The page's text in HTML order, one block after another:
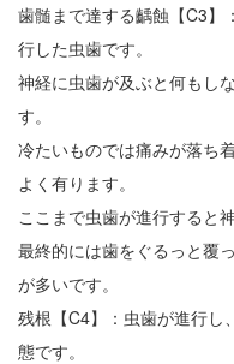
歯髄まで達する齲蝕【C3】
行した虫歯です。
神経に虫歯が及ぶと何もし
す。
冷たいものでは痛みが落ち
よく有ります。
ここまで虫歯が進行すると
最終的には歯をぐるっと覆
が多いです。
残根【C4】：虫歯が進行し
態です。